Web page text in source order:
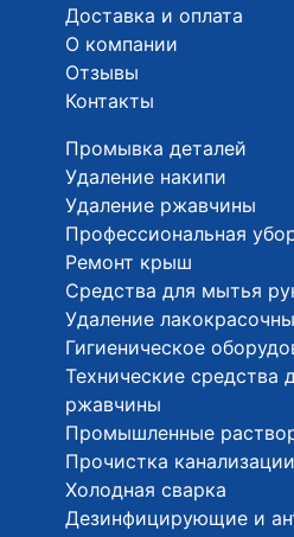
Доставка и оплата
О компании
Отзывы
Контакты
Промывка деталей
Удаление накипи
Удаление ржавчины
Профессиональная
Ремонт крыш
Средства для мытья
Удаление
Гигиеническое
Технические средства
ржавчины
Промышленные
Прочистка канализации
Холодная сварка
Дезинфицирующие и